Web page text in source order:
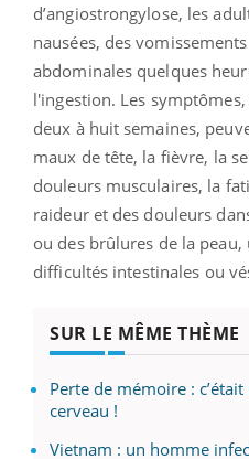
d’angiostrongylose, les
nausées, des
abdominales quelques
l'ingestion. Les
deux à huit semaines,
maux de tête, la fièvre, la
douleurs musculaires, la
raideur et des douleurs
ou des brûlures de la
difficultés intestinales ou
SUR LE MÊME THÈME
Perte de mémoire :
cerveau !
Vietnam : un homme